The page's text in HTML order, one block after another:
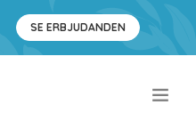
SE ERBJUDANDEN